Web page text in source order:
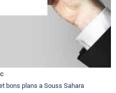
bons plans a Souss Sahara